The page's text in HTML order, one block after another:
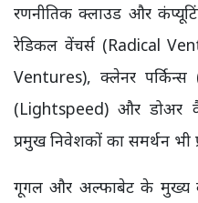
रणनीतिक क्लाउड और
रेडिकल वेंचर्स (Radical
Ventures), क्लेनर पर्किन्स
(Lightspeed) और डोअर
प्रमुख निवेशकों का समर्थन भी
गूगल और अल्फाबेट के मुख्य